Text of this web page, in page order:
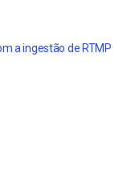
a ingestão de RTMP